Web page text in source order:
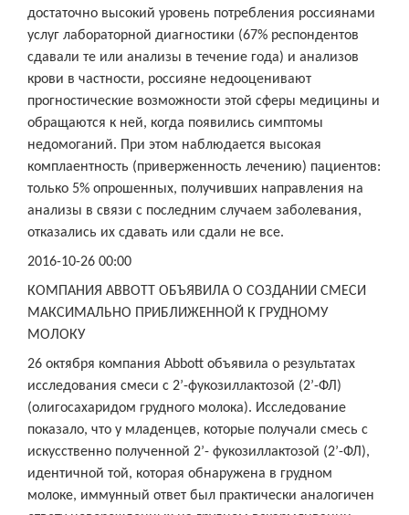
достаточно высокий уровень потребления россиянами
услуг лабораторной диагностики (67% респондентов
сдавали те или анализы в течение года) и анализов
крови в частности, россияне недооценивают
прогностические возможности этой сферы медицины и
обращаются к ней, когда появились симптомы
недомоганий. При этом наблюдается высокая
комплаентность (приверженность лечению) пациентов:
только 5% опрошенных, получивших направления на
анализы в связи с последним случаем заболевания,
отказались их сдавать или сдали не все.
2016-10-26 00:00
КОМПАНИЯ ABBOTT ОБЪЯВИЛА О СОЗДАНИИ СМЕСИ
МАКСИМАЛЬНО ПРИБЛИЖЕННОЙ К ГРУДНОМУ
МОЛОКУ
26 октября компания Abbott объявила о результатах
исследования смеси с 2’-фукозиллактозой (2’-ФЛ)
(олигосахаридом грудного молока). Исследование
показало, что у младенцев, которые получали смесь с
искусственно полученной 2’- фукозиллактозой (2’-ФЛ),
идентичной той, которая обнаружена в грудном
молоке, иммунный ответ был практически аналогичен